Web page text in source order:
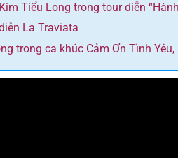
Tiểu Long trong tour diễn
La Traviata
trong ca khúc Cảm Ơn Tình